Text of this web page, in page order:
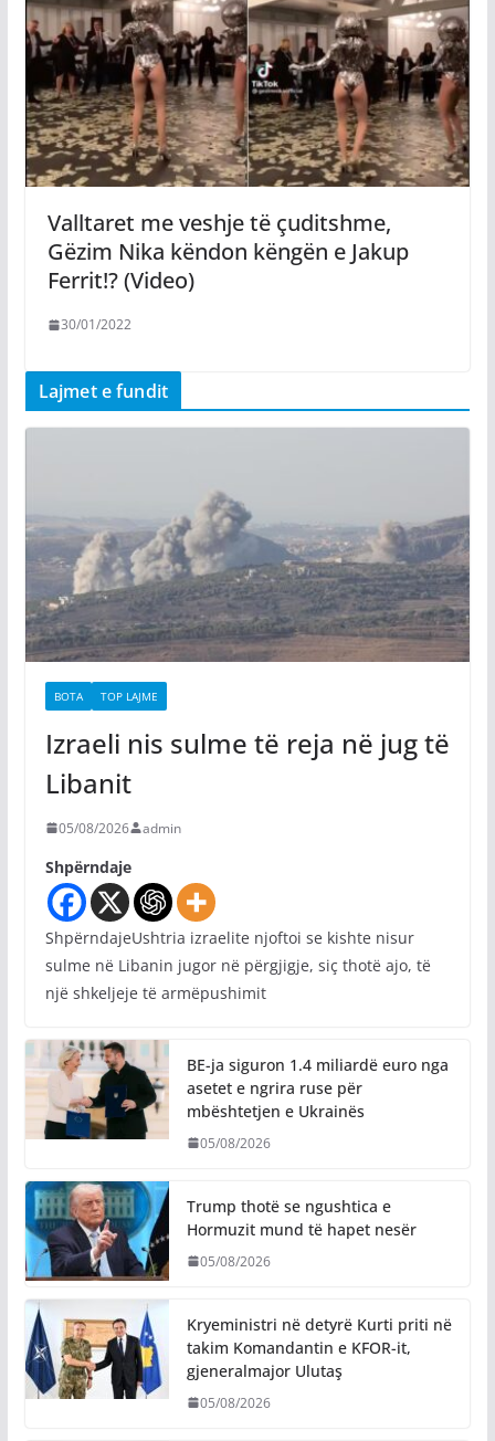
Valltaret me veshje të çuditshme,
Gëzim Nika këndon këngën e Jakup
Ferrit!? (Video)
30/01/2022
Lajmet e fundit
BOTA TOP LAJME
Izraeli nis sulme të reja në jug të
Libanit
05/08/2026 admin
Shpërndaje
ShpërndajeUshtria izraelite njoftoi se kishte nisur
sulme në Libanin jugor në përgjigje, siç thotë ajo, të
një shkeljeje të armëpushimit
BE-ja siguron 1.4 miliardë euro nga
asetet e ngrira ruse për
mbështetjen e Ukrainës
05/08/2026
Trump thotë se ngushtica e
Hormuzit mund të hapet nesër
05/08/2026
Kryeministri në detyrë Kurti priti në
takim Komandantin e KFOR-it,
gjeneralmajor Ulutaş
05/08/2026